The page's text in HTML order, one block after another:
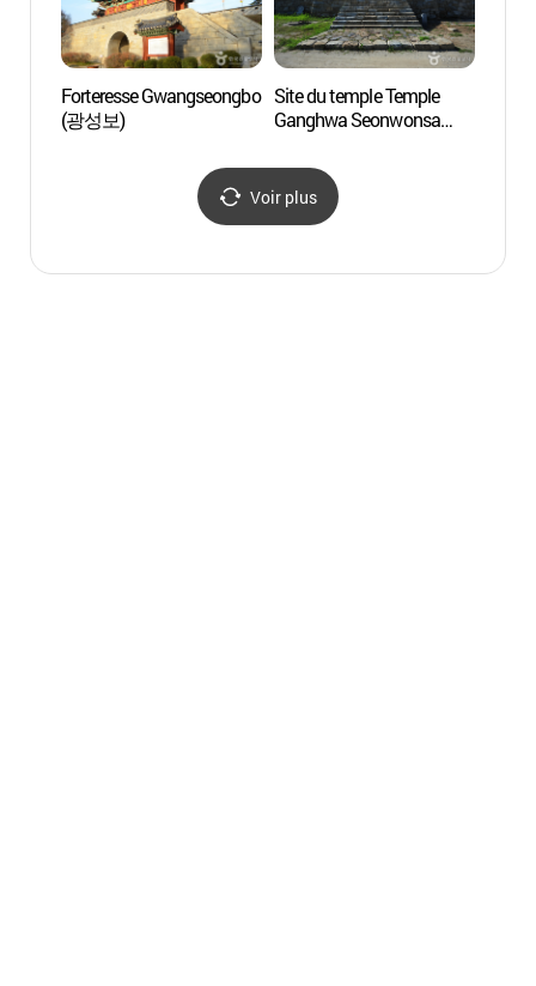
Forteresse Gwangseongbo
(광성보)
Site du temple Temple
Ganghwa Seonwonsa
Voir plus